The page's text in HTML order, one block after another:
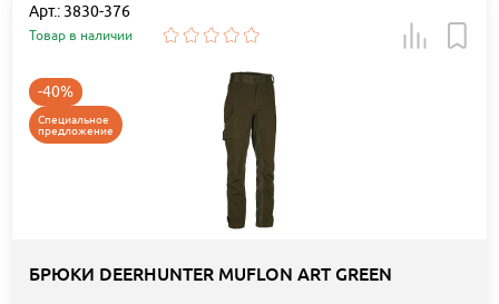
Арт.: 3830-376
Товар в наличии
-40%
Специальное
предложение
БРЮКИ DEERHUNTER MUFLON ART GREEN